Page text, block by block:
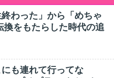
わった」から「めちゃ
換をもたらした時代の追
も連れて行ってな